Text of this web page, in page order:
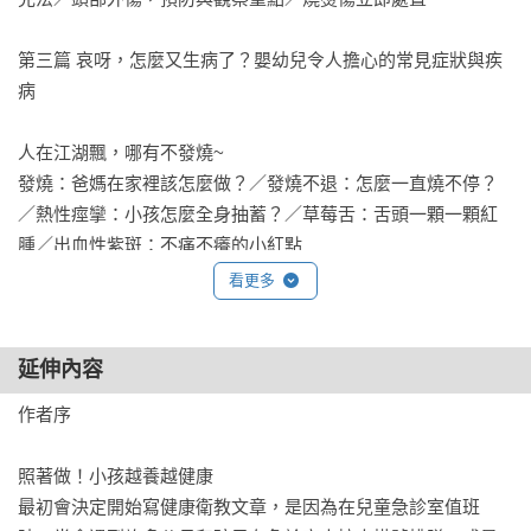
第三篇 哀呀，怎麼又生病了？嬰幼兒令人擔心的常見症狀與疾
病
人在江湖飄，哪有不發燒~
發燒：爸媽在家裡該怎麼做？／發燒不退：怎麼一直燒不停？
／熱性痙攣：小孩怎麼全身抽蓄？／草莓舌：舌頭一顆一顆紅
腫／出血性紫斑：不痛不癢的小紅點
嬰幼兒常見上呼吸道感染症
停！／膿痂疹：常挖鼻孔長出黃痂皮／中耳炎和中耳積水：耳
朵痛痛不舒服／泡疹性齒齦炎：嘴破吃東西好難受！／腸病
毒：怎麼有一顆顆小水泡？
嬰幼兒常見下呼吸道感染症
急性細支氣管炎：冬天常見嬰幼兒喘喘急症／哮吼症：咳嗽聲
看更多
延伸內容
作者序
照著做！小孩越養越健康
最初會決定開始寫健康衛教文章，是因為在兒童急診室值班